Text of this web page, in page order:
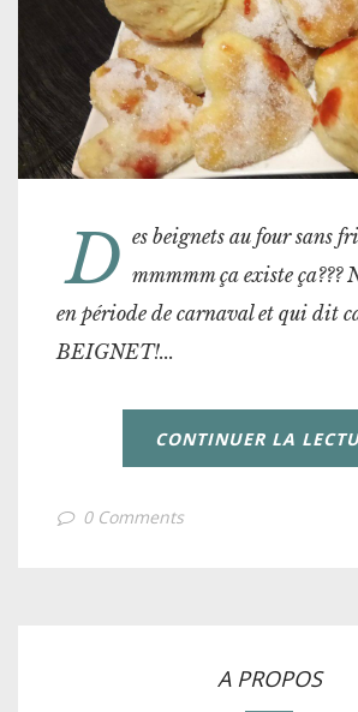
D es beignets au four sans
mmmmm ça existe ça???
en période de carnaval et qui dit
BEIGNET!...
CONTINUER LA
0 Comments
A PROPOS